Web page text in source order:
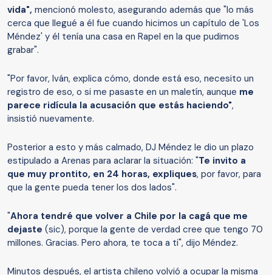
vida", mencionó molesto, asegurando además que "lo más
cerca que llegué a él fue cuando hicimos un capítulo de 'Los
Méndez' y él tenía una casa en Rapel en la que pudimos
grabar".
"Por favor, Iván, explica cómo, donde está eso, necesito un
registro de eso, o si me pasaste en un maletín, aunque me
parece ridícula la acusación que estás haciendo",
insistió nuevamente.
Posterior a esto y más calmado, DJ Méndez le dio un plazo
estipulado a Arenas para aclarar la situación: "Te invito a
que muy prontito, en 24 horas, expliques, por favor, para
que la gente pueda tener los dos lados".
"Ahora tendré que volver a Chile por la cagá que me
dejaste (sic), porque la gente de verdad cree que tengo 70
millones. Gracias. Pero ahora, te toca a ti", dijo Méndez.
Minutos después, el artista chileno volvió a ocupar la misma